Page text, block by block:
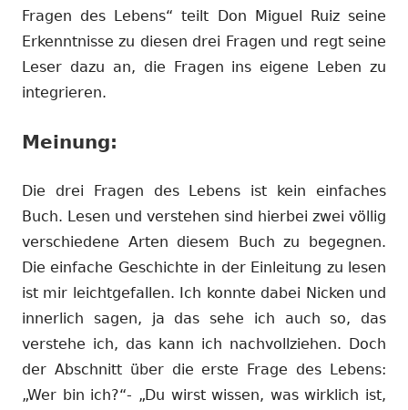
Fragen des Lebens“ teilt Don Miguel Ruiz seine
Erkenntnisse zu diesen drei Fragen und regt seine
Leser dazu an, die Fragen ins eigene Leben zu
integrieren.
Meinung:
Die drei Fragen des Lebens ist kein einfaches
Buch. Lesen und verstehen sind hierbei zwei völlig
verschiedene Arten diesem Buch zu begegnen.
Die einfache Geschichte in der Einleitung zu lesen
ist mir leichtgefallen. Ich konnte dabei Nicken und
innerlich sagen, ja das sehe ich auch so, das
verstehe ich, das kann ich nachvollziehen. Doch
der Abschnitt über die erste Frage des Lebens:
„Wer bin ich?“- „Du wirst wissen, was wirklich ist,